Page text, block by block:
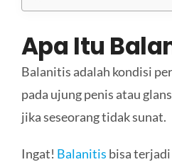
Apa Itu
Balanitis adalah kondisi
pada ujung penis atau
jika seseorang tidak sunat.
Ingat! Balanitis bisa terjadi